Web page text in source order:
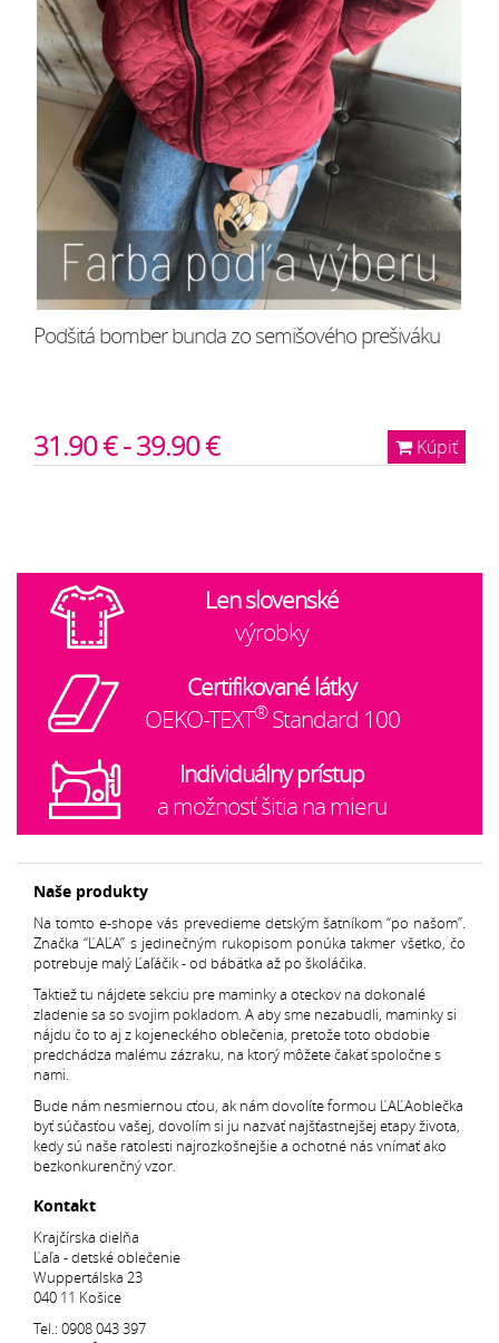
Podšitá bomber bunda zo semišového prešiváku
Kúpiť
31.90 € - 39.90 €
Len slovenské
výrobky
Certifikované látky
OEKO-TEXT®Standard 100
Individuálny prístup
a možnosť šitia na mieru
Naše produkty
Na tomto e-shope vás prevedieme detským šatníkom “po našom”.
Značka “ĽAĽA” s jedinečným rukopisom ponúka takmer všetko, čo
potrebuje malý Ľaľáčik - od bábätka až po školáčika.
Taktiež tu nájdete sekciu pre maminky a oteckov na dokonalé
zladenie sa so svojim pokladom. A aby sme nezabudli, maminky si
nájdu čo to aj z kojeneckého oblečenia, pretože toto obdobie
predchádza malému zázraku, na ktorý môžete čakať spoločne s
nami.
Bude nám nesmiernou cťou, ak nám dovolíte formou ĽAĽAoblečka
byť súčasťou vašej, dovolím si ju nazvať najšťastnejšej etapy života,
kedy sú naše ratolesti najrozkošnejšie a ochotné nás vnímať ako
bezkonkurenčný vzor.
Kontakt
Krajčírska dielňa
Ľaľa - detské oblečenie
Wuppertálska 23
040 11 Košice
Tel.: 0908 043 397